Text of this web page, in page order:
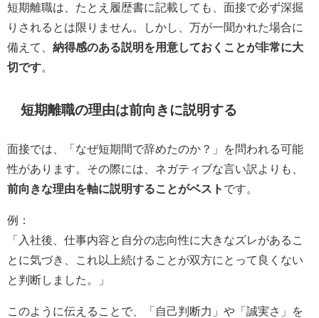
短期離職は、たとえ履歴書に記載しても、面接で必ず深掘
りされるとは限りません。しかし、万が一聞かれた場合に
備えて、 納得感のある説明を用意しておくことが非常に大
切です
短期離職の理由は前向きに説明する
面接では、「なぜ短期間で辞めたのか？」を問われる可能
性があります。その際には、ネガティブな言い訳よりも、
前向きな理由を軸に説明することがベスト です。
例：
「入社後、仕事内容と自分の志向性に大きなズレがあるこ
とに気づき、これ以上続けることが双方にとって良くない
と判断しました。」
このように伝えることで、「自己判断力」や「誠実さ」を